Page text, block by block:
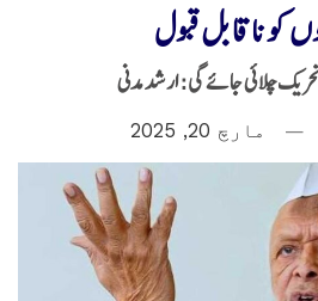
کو ناقابل قبول
تحریک چلائی جائے گی: ارشد مدنی
مارچ 20, 2025